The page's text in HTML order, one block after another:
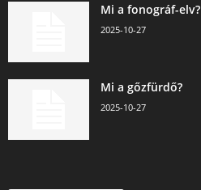
Mi a fonográf-elv?
2025-10-27
Mi a gőzfürdő?
2025-10-27